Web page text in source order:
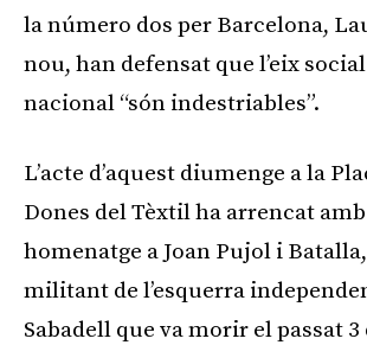
la número dos per Barcelona,
nou, han defensat que l’eix social
nacional “són indestriables”.
L’acte d’aquest diumenge a la
Dones del Tèxtil ha arrencat
homenatge a Joan Pujol i
militant de l’esquerra
Sabadell que va morir el passat 3